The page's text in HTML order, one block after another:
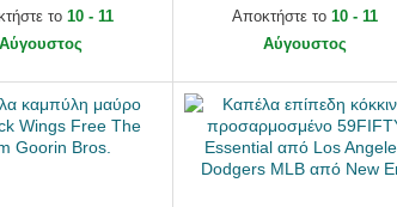
το10 - 11
Αύγουστος
Αποκτήστε το10 - 11
Αύγουστος